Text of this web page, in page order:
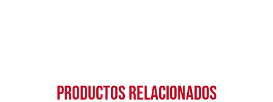
Productos relacionados